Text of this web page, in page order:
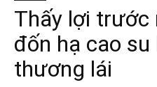
Thấy lợi trước
đốn hạ cao su
thương lái